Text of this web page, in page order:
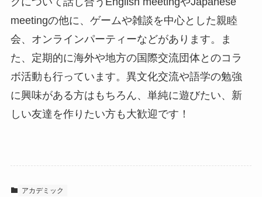
meetingの他に、ゲームや雑談を中心とした親睦
会、オンラインパーティーなどがあります。ま
た、定期的に海外や地方の国際交流団体とのコラ
ボ活動も行っています。異文化交流や語学の勉強
に興味がある方はもちろん、単純に遊びたい、新
しい友達を作りたい方も大歓迎です！
アカデミック